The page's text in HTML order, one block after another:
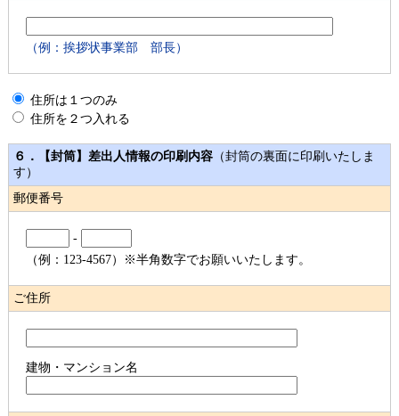
（例：挨拶状事業部 部長）
住所は１つのみ
住所を２つ入れる
６．【封筒】差出人情報の印刷内容（封筒の裏面に印刷いたしま
す）
郵便番号
-
（例：123-4567）※半角数字でお願いいたします。
ご住所
建物・マンション名